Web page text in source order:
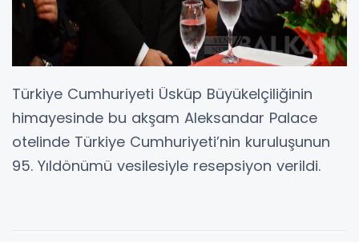
Türkiye Cumhuriyeti Üsküp Büyükelçiliğinin
himayesinde bu akşam Aleksandar Palace
otelinde Türkiye Cumhuriyeti’nin kuruluşunun
95. Yıldönümü vesilesiyle resepsiyon verildi.